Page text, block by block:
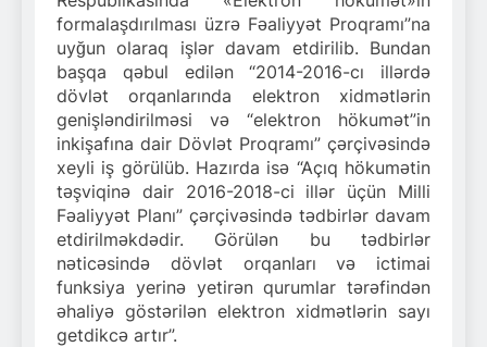
formalaşdırılması üzrə Fəaliyyət Proqramı”na
uyğun olaraq işlər davam etdirilib. Bundan
başqa qəbul edilən “2014-2016-cı illərdə
dövlət orqanlarında elektron xidmətlərin
genişləndirilməsi və “elektron hökumət”in
inkişafına dair Dövlət Proqramı” çərçivəsində
xeyli iş görülüb. Hazırda isə “Açıq hökumətin
təşviqinə dair 2016-2018-ci illər üçün Milli
Fəaliyyət Planı” çərçivəsində tədbirlər davam
etdirilməkdədir. Görülən bu tədbirlər
nəticəsində dövlət orqanları və ictimai
funksiya yerinə yetirən qurumlar tərəfindən
əhaliyə göstərilən elektron xidmətlərin sayı
getdikcə artır”.